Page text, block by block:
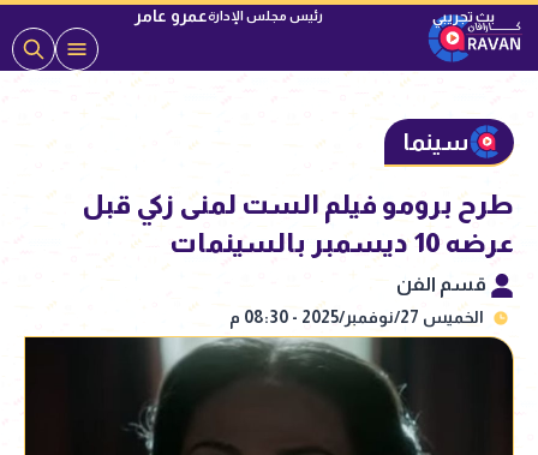
رئيس مجلس الإدارةعمرو عامر
سينما
طرح برومو فيلم الست لمنى زكي قبل
عرضه 10 ديسمبر بالسينمات
قسم الفن
الخميس 27/نوفمبر/2025 - 08:30 م